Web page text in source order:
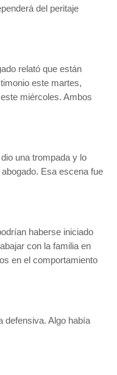
del peritaje
relató que están
este martes,
miércoles. Ambos
una trompada y lo
Esa escena fue
haberse iniciado
con la familia en
en el comportamiento
defensiva. Algo había